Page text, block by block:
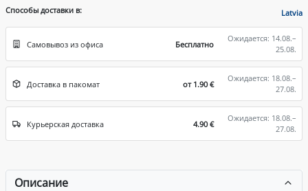
Способы доставки в: Latvia
Самовывоз из офиса Бесплатно
Ожидается: 14.08.–
25.08.
Доставка в пакомат от 1.90 €
Ожидается: 18.08.–
27.08.
Курьерская доставка 4.90 €
Ожидается: 18.08.–
27.08.
Описание